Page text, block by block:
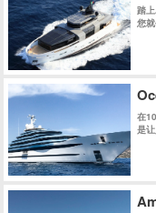
踏
您
在
是